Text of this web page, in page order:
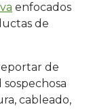
enfocados
de
de
cableado,